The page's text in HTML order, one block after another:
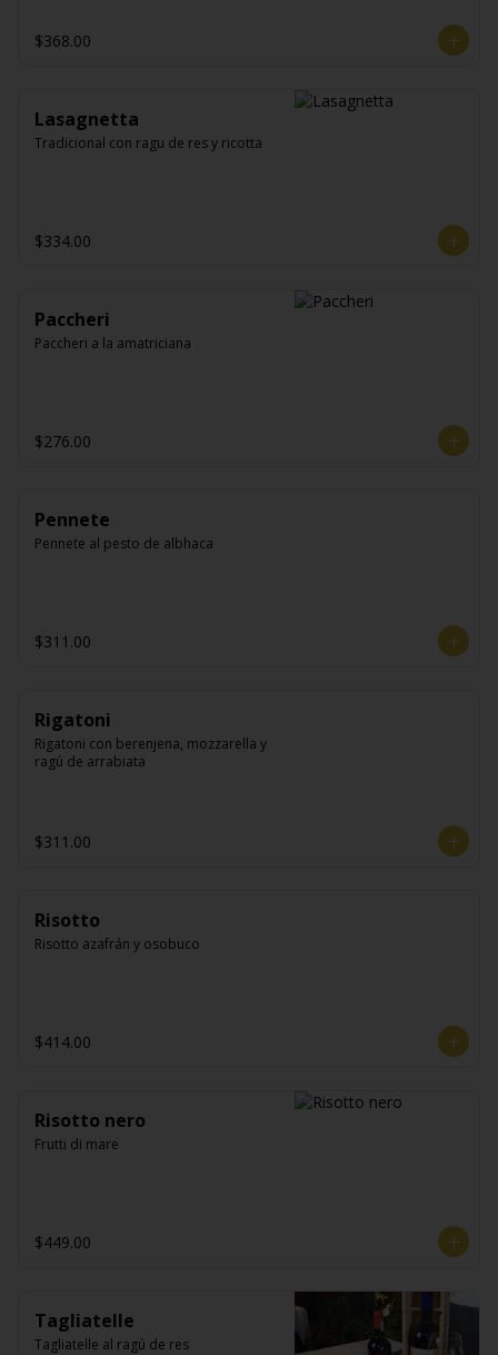
$368.00
Lasagnetta
Tradicional con ragu de res y ricotta
$334.00
Paccheri
Paccheri a la amatriciana
$276.00
Pennete
Pennete al pesto de albhaca
$311.00
Rigatoni
Rigatoni con berenjena, mozzarella y
ragú de arrabiata
$311.00
Risotto
Risotto azafrán y osobuco
$414.00
Risotto nero
Frutti di mare
$449.00
Tagliatelle
Tagliatelle al ragú de res